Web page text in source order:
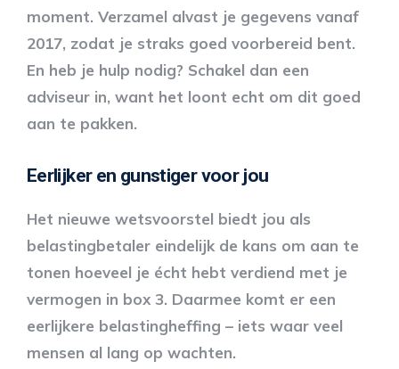
moment. Verzamel alvast je gegevens vanaf
2017, zodat je straks goed voorbereid bent.
En heb je hulp nodig? Schakel dan een
adviseur in, want het loont echt om dit goed
aan te pakken.
Eerlijker en gunstiger voor jou
Het nieuwe wetsvoorstel biedt jou als
belastingbetaler eindelijk de kans om aan te
tonen hoeveel je écht hebt verdiend met je
vermogen in box 3. Daarmee komt er een
eerlijkere belastingheffing – iets waar veel
mensen al lang op wachten.